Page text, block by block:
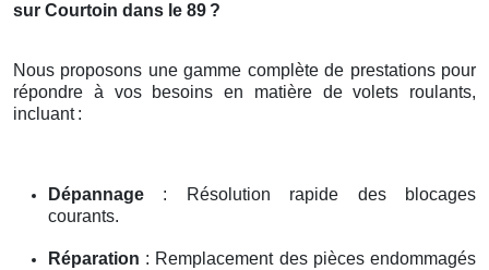
sur Courtoin dans le 89 ?
Nous proposons une gamme complète de prestations pour
répondre à vos besoins en matière de volets roulants,
incluant :
Dépannage : Résolution rapide des blocages
courants.
Réparation : Remplacement des pièces endommagés